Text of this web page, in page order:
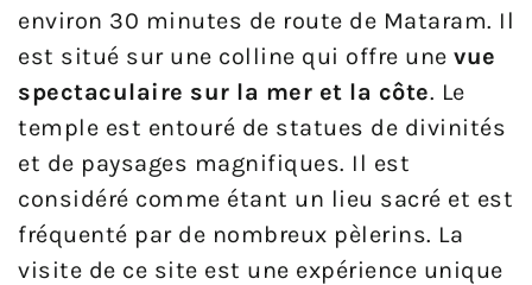
environ 30 minutes de route de Mataram. Il
est situé sur une colline qui offre une vue
spectaculaire sur la mer et la côte. Le
temple est entouré de statues de divinités
et de paysages magnifiques. Il est
considéré comme étant un lieu sacré et est
fréquenté par de nombreux pèlerins. La
visite de ce site est une expérience unique